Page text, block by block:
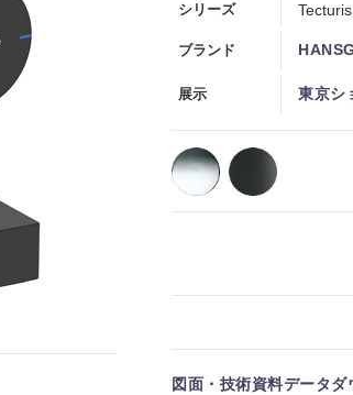
シリーズ
ブランド
展示 東京シ
図面・技術資料データダ